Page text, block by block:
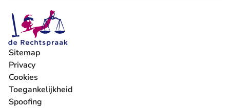
Sitemap
Privacy
Cookies
Toegankelijkheid
Spoofing